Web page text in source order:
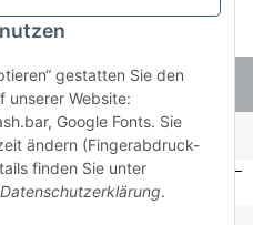
3510286
gestatten Sie den
unserer Website:
Google Fonts. Sie
ändern (Fingerabdruck-
finden Sie unter
Datenschutzerklärung.